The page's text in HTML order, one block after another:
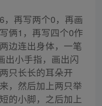
，再写两个0，再画
俩1，再写四个0作
边连出身体，一笔
出小手指，画出闪
只长长的耳朵开
，然后加上两只举
的小脚，之后加上